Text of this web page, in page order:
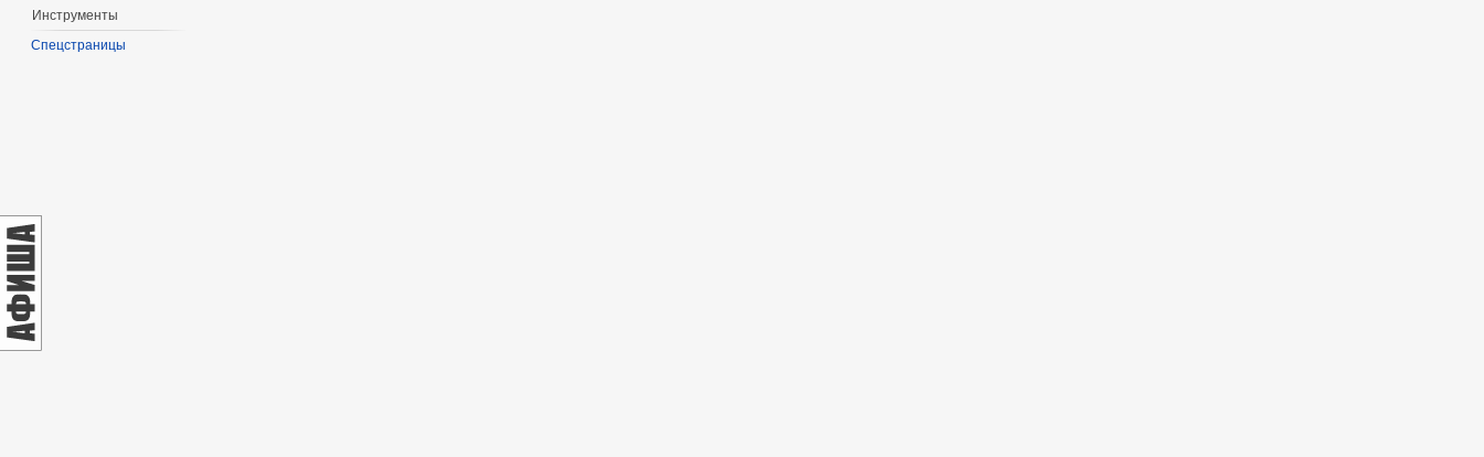
Инструменты
Спецстраницы